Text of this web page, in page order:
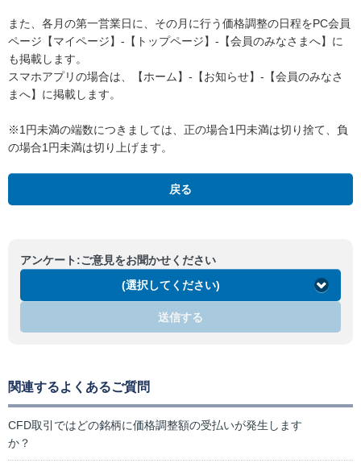
また、各月の第一営業日に、その月に行う価格調整の日程をPC会員
ページ【マイページ】-【トップページ】-【会員のみなさまへ】に
も掲載します。
スマホアプリの場合は、【ホーム】-【お知らせ】-【会員のみなさ
まへ】に掲載します。
※1円未満の端数につきましては、正の場合1円未満は切り捨て、負
の場合1円未満は切り上げます。
戻る
アンケート:ご意見をお聞かせください
(選択してください)
送信する
関連するよくあるご質問
CFD取引ではどの銘柄に価格調整額の受払いが発生します
か？